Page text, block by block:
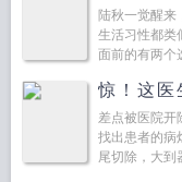
陆秋一觉醒来
生活习性都类
面前的有两个
惊！这医
差点被医院开
找出患者的病
尾切除，大到